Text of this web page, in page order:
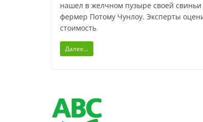
нашел в желчном пузыре своей свиньи
фермер Потому Чунлоу. Эксперты
стоимость
Далее...